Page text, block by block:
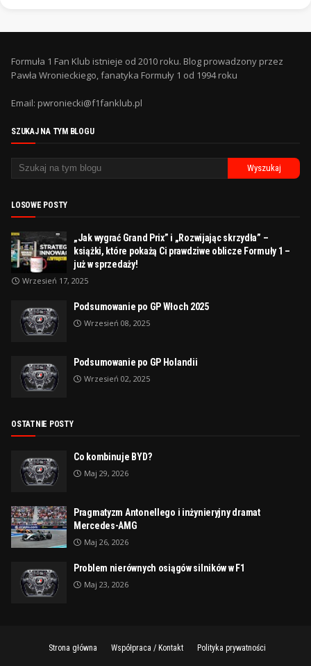
Formuła 1 Fan Klub istnieje od 2010 roku. Blog prowadzony przez
Pawła Wronieckiego, fanatyka Formuły 1 od 1994 roku
Email: pwroniecki@f1fanklub.pl
SZUKAJ NA TYM BLOGU
LOSOWE POSTY
„Jak wygrać Grand Prix” i „Rozwijając skrzydła” –
książki, które pokażą Ci prawdziwe oblicze Formuły 1 –
już w sprzedaży!
Wrzesień 17, 2025
Podsumowanie po GP Włoch 2025
Wrzesień 08, 2025
Podsumowanie po GP Holandii
Wrzesień 02, 2025
OSTATNIE POSTY
Co kombinuje BYD?
Maj 29, 2026
Pragmatyzm Antonellego i inżynieryjny dramat
Mercedes-AMG
Maj 26, 2026
Problem nierównych osiągów silników w F1
Maj 23, 2026
Strona główna Współpraca / Kontakt Polityka prywatności